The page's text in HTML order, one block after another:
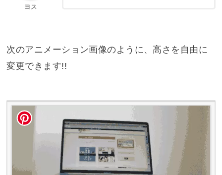
ヨス
次のアニメーション画像のように、高さを自由に
変更できます!!